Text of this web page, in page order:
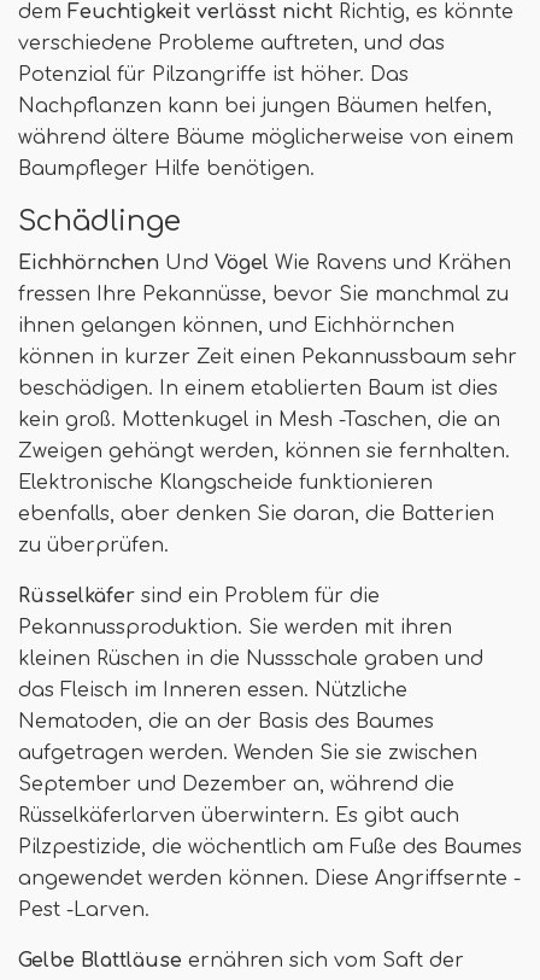
dem Feuchtigkeit verlässt nicht Richtig, es könnte
verschiedene Probleme auftreten, und das
Potenzial für Pilzangriffe ist höher. Das
Nachpflanzen kann bei jungen Bäumen helfen,
während ältere Bäume möglicherweise von einem
Baumpfleger Hilfe benötigen.
Schädlinge
Eichhörnchen Und Vögel Wie Ravens und Krähen
fressen Ihre Pekannüsse, bevor Sie manchmal zu
ihnen gelangen können, und Eichhörnchen
können in kurzer Zeit einen Pekannussbaum sehr
beschädigen. In einem etablierten Baum ist dies
kein groß. Mottenkugel in Mesh -Taschen, die an
Zweigen gehängt werden, können sie fernhalten.
Elektronische Klangscheide funktionieren
ebenfalls, aber denken Sie daran, die Batterien
zu überprüfen.
Rüsselkäfer sind ein Problem für die
Pekannussproduktion. Sie werden mit ihren
kleinen Rüschen in die Nussschale graben und
das Fleisch im Inneren essen. Nützliche
Nematoden, die an der Basis des Baumes
aufgetragen werden. Wenden Sie sie zwischen
September und Dezember an, während die
Rüsselkäferlarven überwintern. Es gibt auch
Pilzpestizide, die wöchentlich am Fuße des Baumes
angewendet werden können. Diese Angriffsernte -
Pest -Larven.
Gelbe Blattläuse ernähren sich vom Saft der